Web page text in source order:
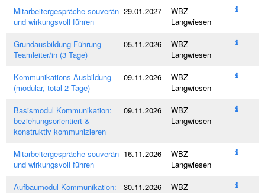
Mitarbeitergespräche souverän
und wirkungsvoll führen
29.01.2027
WBZ
Langwiesen
Grundausbildung Führung –
Teamleiter/in (3 Tage)
05.11.2026
WBZ
Langwiesen
Kommunikations-Ausbildung
(modular, total 2 Tage)
09.11.2026
WBZ
Langwiesen
Basismodul Kommunikation:
beziehungsorientiert &
konstruktiv kommunizieren
09.11.2026
WBZ
Langwiesen
Mitarbeitergespräche souverän
und wirkungsvoll führen
16.11.2026
WBZ
Langwiesen
Aufbaumodul Kommunikation:
30.11.2026
WBZ